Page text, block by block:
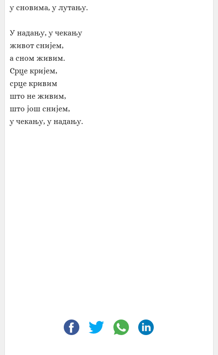
у сновима, у лутању.
У надању, у чекању
живот снијем,
а сном живим.
Срце кријем,
срце кривим
што не живим,
што још снијем,
у чекању, у надању.